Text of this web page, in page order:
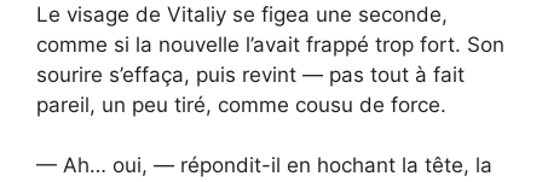
Le visage de Vitaliy se figea une seconde,
comme si la nouvelle l’avait frappé trop fort. Son
sourire s’effaça, puis revint — pas tout à fait
pareil, un peu tiré, comme cousu de force.
— Ah… oui, — répondit-il en hochant la tête, la